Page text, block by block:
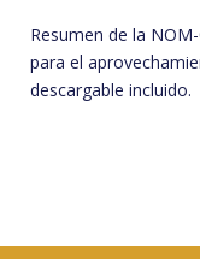
Resumen de la
para el
descargable incluido.